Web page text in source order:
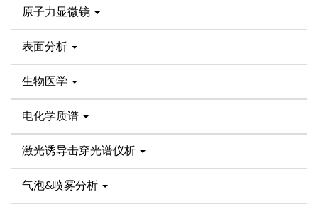
原子力显微镜
表面分析
生物医学
电化学质谱
激光诱导击穿光谱仪析
气泡&喷雾分析